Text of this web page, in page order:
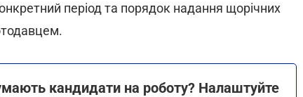
період та порядок надання щорічних
кандидати на роботу? Налаштуйте